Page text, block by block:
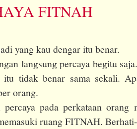
FITNAH
yang kau dengar itu benar.
langsung percaya begitu
itu tidak benar sama sekali.
orang.
percaya pada perkataan orang
ruang FITNAH.